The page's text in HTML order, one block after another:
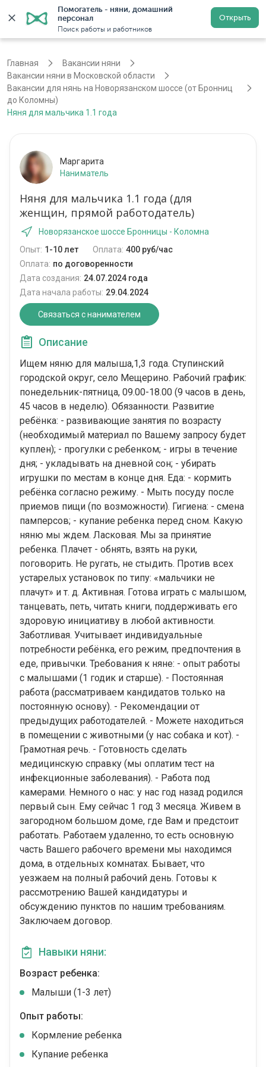
Помогатель - няни, домашний
персонал
Поиск работы и работников
Открыть
Регистрация
Главная
Вакансии няни
Вакансии няни в Московской области
Вакансии для нянь на Новорязанском шоссе (от Бронниц
до Коломны)
Няня для мальчика 1.1 года
Маргарита
Наниматель
Няня для мальчика 1.1 года (для
женщин, прямой работодатель)
Новорязанское шоссе Бронницы - Коломна
Опыт: 1-10 лет Оплата: 400 руб/час
Оплата: по договоренности
Дата создания: 24.07.2024 года
Дата начала работы: 29.04.2024
Связаться с нанимателем
Описание
Ищем няню для малыша,1,3 года. Ступинский
городской округ, село Мещерино. Рабочий график:
понедельник-пятница, 09.00-18.00 (9 часов в день,
45 часов в неделю). Обязанности. Развитие
ребёнка: - развивающие занятия по возрасту
(необходимый материал по Вашему запросу будет
куплен); - прогулки с ребенком; - игры в течение
дня; - укладывать на дневной сон; - убирать
игрушки по местам в конце дня. Еда: - кормить
ребёнка согласно режиму. - Мыть посуду после
приемов пищи (по возможности). Гигиена: - смена
памперсов; - купание ребенка перед сном. Какую
няню мы ждем. Ласковая. Мы за принятие
ребенка. Плачет - обнять, взять на руки,
поговорить. Не ругать, не стыдить. Против всех
устарелых установок по типу: «мальчики не
плачут» и т. д. Активная. Готова играть с малышом,
танцевать, петь, читать книги, поддерживать его
здоровую инициативу в любой активности.
Заботливая. Учитывает индивидуальные
потребности ребёнка, его режим, предпочтения в
еде, привычки. Требования к няне: - опыт работы
с малышами (1 годик и старше). - Постоянная
работа (рассматриваем кандидатов только на
постоянную основу). - Рекомендации от
предыдущих работодателей. - Можете находиться
в помещении с животными (у нас собака и кот). -
Грамотная речь. - Готовность сделать
медицинскую справку (мы оплатим тест на
инфекционные заболевания). - Работа под
камерами. Немного о нас: у нас год назад родился
первый сын. Ему сейчас 1 год 3 месяца. Живем в
загородном большом доме, где Вам и предстоит
работать. Работаем удаленно, то есть основную
часть Вашего рабочего времени мы находимся
дома, в отдельных комнатах. Бывает, что
уезжаем на полный рабочий день. Готовы к
рассмотрению Вашей кандидатуры и
обсуждению пунктов по нашим требованиям.
Заключаем договор.
Навыки няни:
Возраст ребенка:
Малыши (1-3 лет)
Опыт работы:
Кормление ребенка
Купание ребенка